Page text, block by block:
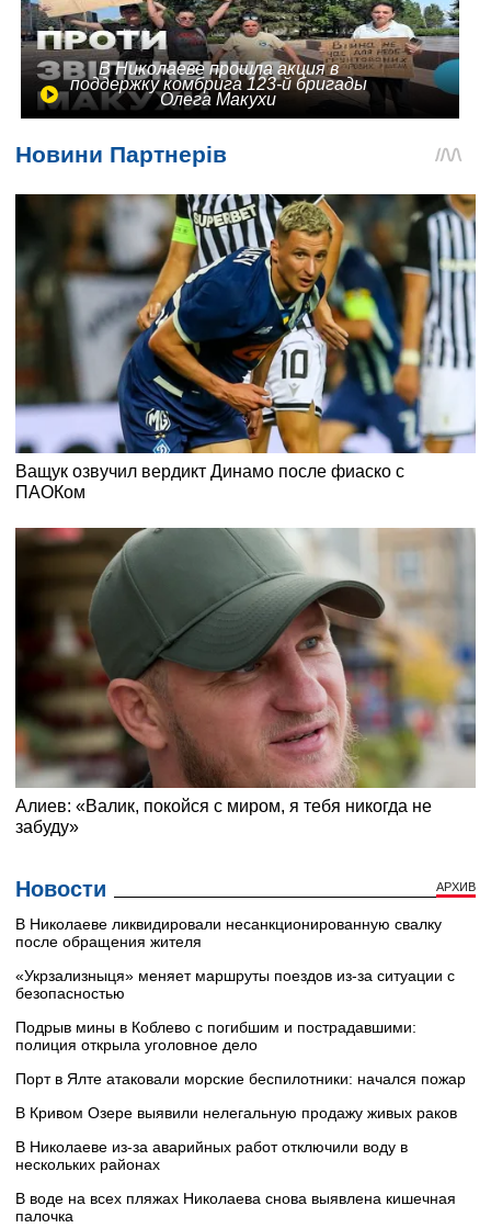
В Николаеве прошла акция в
поддержку комбрига 123-й бригады
Олега Макухи
Новости АРХИВ
В Николаеве ликвидировали несанкционированную свалку
после обращения жителя
«Укрзализныця» меняет маршруты поездов из-за ситуации с
безопасностью
Подрыв мины в Коблево с погибшим и пострадавшими:
полиция открыла уголовное дело
Порт в Ялте атаковали морские беспилотники: начался пожар
В Кривом Озере выявили нелегальную продажу живых раков
В Николаеве из-за аварийных работ отключили воду в
нескольких районах
В воде на всех пляжах Николаева снова выявлена кишечная
палочка